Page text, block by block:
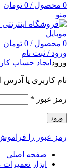
0 محصول /
0 تومان
منو
0 محصول /
0 تومان
ورود / ثبت نام
ورود ایجاد حساب
نام کاربری یا آدرس
رمز عبور *
ورود
رمز عبور را
صفحه اصلی
ابزار تعمیرات